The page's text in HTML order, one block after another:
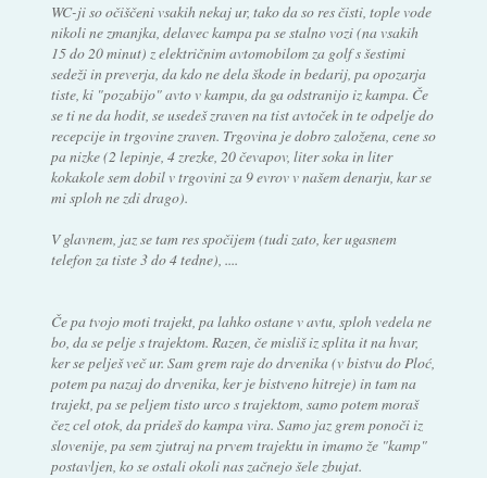
WC-ji so očiščeni vsakih nekaj ur, tako da so res čisti, tople vode
nikoli ne zmanjka, delavec kampa pa se stalno vozi (na vsakih
15 do 20 minut) z električnim avtomobilom za golf s šestimi
sedeži in preverja, da kdo ne dela škode in bedarij, pa opozarja
tiste, ki "pozabijo" avto v kampu, da ga odstranijo iz kampa. Če
se ti ne da hodit, se usedeš zraven na tist avtoček in te odpelje do
recepcije in trgovine zraven. Trgovina je dobro založena, cene so
pa nizke (2 lepinje, 4 zrezke, 20 čevapov, liter soka in liter
kokakole sem dobil v trgovini za 9 evrov v našem denarju, kar se
mi sploh ne zdi drago).
V glavnem, jaz se tam res spočijem (tudi zato, ker ugasnem
telefon za tiste 3 do 4 tedne), ....
Če pa tvojo moti trajekt, pa lahko ostane v avtu, sploh vedela ne
bo, da se pelje s trajektom. Razen, če misliš iz splita it na hvar,
ker se pelješ več ur. Sam grem raje do drvenika (v bistvu do Ploć,
potem pa nazaj do drvenika, ker je bistveno hitreje) in tam na
trajekt, pa se peljem tisto urco s trajektom, samo potem moraš
čez cel otok, da prideš do kampa vira. Samo jaz grem ponoči iz
slovenije, pa sem zjutraj na prvem trajektu in imamo že "kamp"
postavljen, ko se ostali okoli nas začnejo šele zbujat.